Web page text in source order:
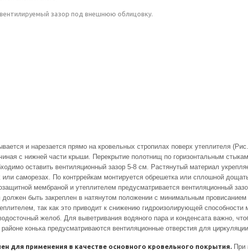
зазор под внешнюю облицовку.
и нарезается прямо на кровельных стропилах поверх утеплителя
с нижней части крыши. Перекрытие полотнищ по горизонтальным
оставить вентиляционный зазор 5-8 см. Растянутый материал
саморезах. По контррейкам монтируется обрешетка или сплошной
мембраной и утеплителем предусматривается вентиляционный
быть закреплен в натянутом положении с минимальным
так как это приводит к снижению гидроизолирующей
желоб. Для выветривания водяного пара и конденсата важно,
конька предусматриваются вентиляционные отверстия для
для применения в качестве основного кровельного покрытия.
При